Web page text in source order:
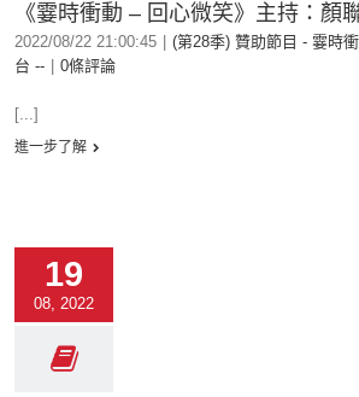
《霎時衝動 – 回心微笑》主持：顏
2022/08/22 21:00:45 (第28季) 贊助節目 - 霎時
台 --
0條評論
[...]
進一步了解
19
08, 2022